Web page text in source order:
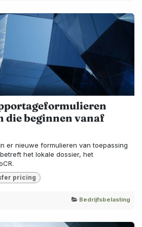
die beginnen vanaf
er nieuwe formulieren van toepassing
het lokale dossier, het
pricing
Bedrijfsbelasting